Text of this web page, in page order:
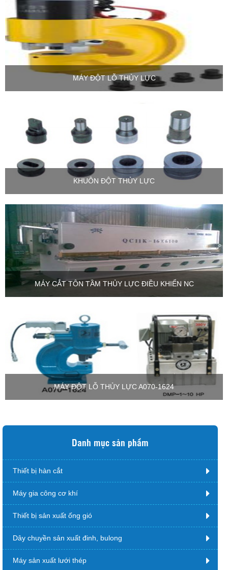
MÁY ĐỘT LỖ THỦY LỰC
KHUÔN ĐỘT THỦY LỰC
MÁY CẮT TÔN TẦM THỦY LỰC ĐIỀU KHIỂN NC
MÁY ĐỘT LỖ THỦY LỰC A070-1624
Danh mục sản phẩm
Thiết bị hàn cắt
Máy gia công cơ khí
Thiết bị sản xuất ống gió
Dây chuyền sản xuất đinh, bulong
Máy sản xuất lưới thép